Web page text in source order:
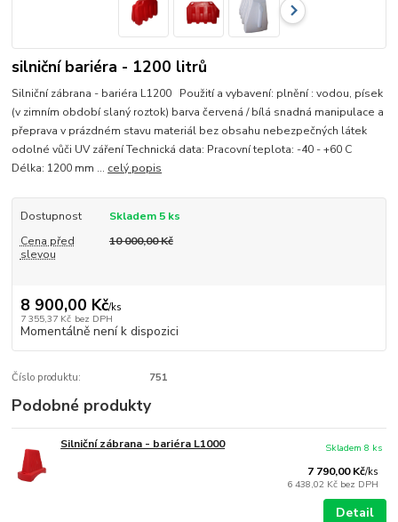
silniční bariéra - 1200 litrů
Silniční zábrana - bariéra L1200 Použití a vybavení: plnění : vodou, písek
(v zimním období slaný roztok) barva červená / bílá snadná manipulace a
přeprava v prázdném stavu materiál bez obsahu nebezpečných látek
odolné vůči UV záření Technická data: Pracovní teplota: -40 - +60 C
Délka: 1200 mm ... celý popis
Dostupnost
Skladem 5 ks
Cena před
slevou
10 000,00 Kč
8 900,00 Kč/ks
7 355,37 Kč bez DPH
Momentálně není k dispozici
Číslo produktu: 751
Podobné produkty
Silniční zábrana - bariéra L1000
7 790,00 Kč/ks
6 438,02 Kč bez DPH
Skladem 8 ks
Detail